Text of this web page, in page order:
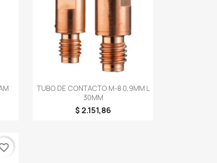
Vista rápida
TUBO DE CONTACTO M-8 0,9MM L
30MM
$ 2.151,86